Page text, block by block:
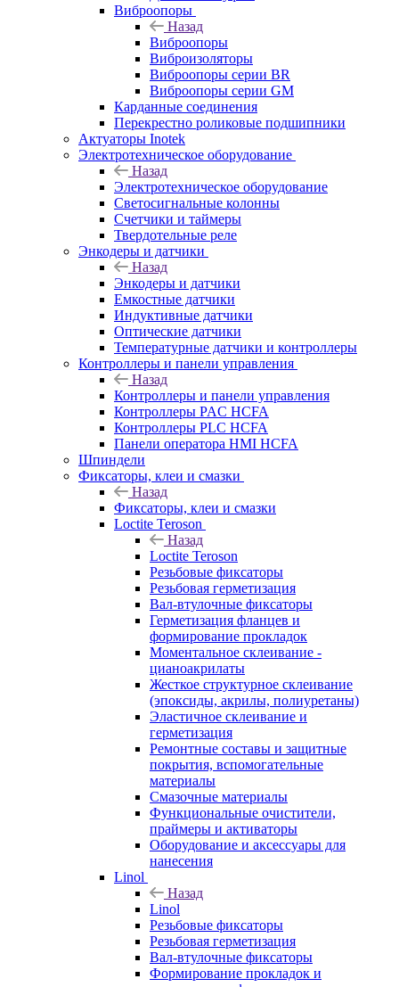
Виброопоры
Назад
Виброопоры
Виброизоляторы
Виброопоры серии BR
Виброопоры серии GM
Карданные соединения
Перекрестно роликовые подшипники
Актуаторы Inotek
Электротехническое оборудование
Назад
Электротехническое оборудование
Светосигнальные колонны
Счетчики и таймеры
Твердотельные реле
Энкодеры и датчики
Назад
Энкодеры и датчики
Емкостные датчики
Индуктивные датчики
Оптические датчики
Температурные датчики и контроллеры
Контроллеры и панели управления
Назад
Контроллеры и панели управления
Контроллеры PAC HCFA
Контроллеры PLC HCFA
Панели оператора HMI HCFA
Шпиндели
Фиксаторы, клеи и смазки
Назад
Фиксаторы, клеи и смазки
Loctite Teroson
Назад
Loctite Teroson
Резьбовые фиксаторы
Резьбовая герметизация
Вал-втулочные фиксаторы
Герметизация фланцев и
формирование прокладок
Моментальное склеивание -
цианоакрилаты
Жесткое структурное склеивание
(эпоксиды, акрилы, полиуретаны)
Эластичное склеивание и
герметизация
Ремонтные составы и защитные
покрытия, вспомогательные
материалы
Смазочные материалы
Функциональные очистители,
праймеры и активаторы
Оборудование и аксессуары для
нанесения
Linol
Назад
Linol
Резьбовые фиксаторы
Резьбовая герметизация
Вал-втулочные фиксаторы
Формирование прокладок и